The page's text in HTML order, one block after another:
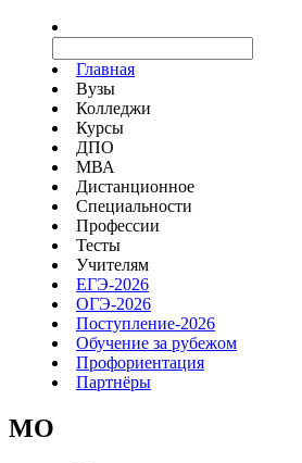
Главная
Вузы
Колледжи
Курсы
ДПО
МВА
Дистанционное
Специальности
Профессии
Тесты
Учителям
ЕГЭ-2026
ОГЭ-2026
Поступление-2026
Обучение за рубежом
Профориентация
Партнёры
MO